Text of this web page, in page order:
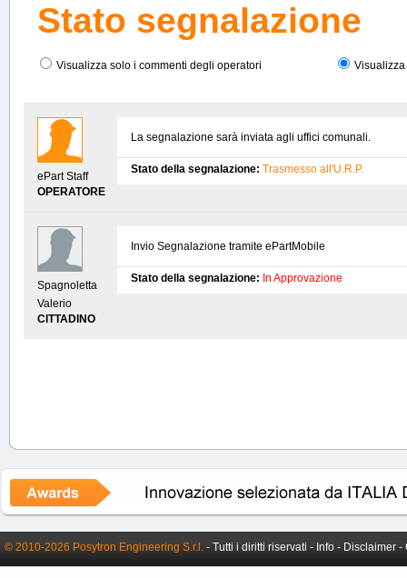
Stato segnalazione
Visualizza solo i commenti degli operatori Visualizza
ePart Staff
OPERATORE
La segnalazione sarà inviata agli uffici comunali.
Stato della segnalazione: Trasmesso all'U.R.P.
Spagnoletta
Valerio
CITTADINO
Invio Segnalazione tramite ePartMobile
Stato della segnalazione: In Approvazione
© 2010-2026 Posytron Engineering S.r.l. - Tutti i diritti riservati - Info - Disclaimer -